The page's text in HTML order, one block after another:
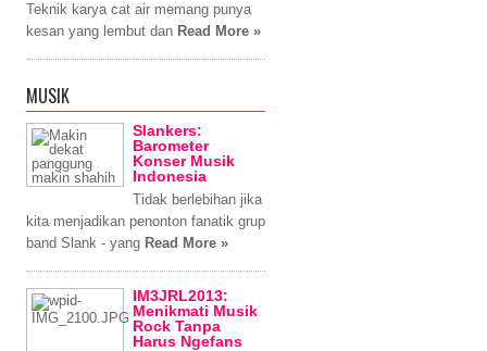
Teknik karya cat air memang punya
kesan yang lembut dan Read More »
MUSIK
Slankers:
Barometer
Konser Musik
Indonesia
Tidak berlebihan jika
kita menjadikan penonton fanatik grup
band Slank - yang Read More »
IM3JRL2013:
Menikmati Musik
Rock Tanpa
Harus Ngefans